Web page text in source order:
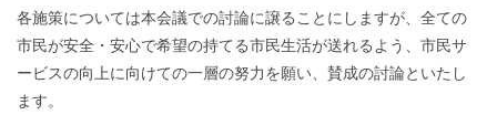
各施策については本会議での討論に譲ることにしますが、全ての
市民が安全・安心で希望の持てる市民生活が送れるよう、市民サ
ービスの向上に向けての一層の努力を願い、賛成の討論といたし
ます。